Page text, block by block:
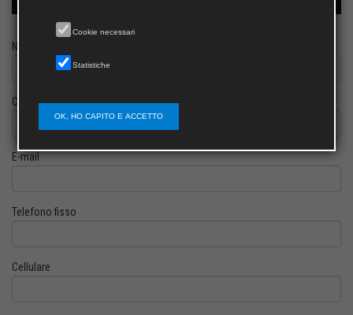
Nome
Cognome
E-mail
Telefono fisso
Cellulare
Cookie necessari
Statistiche
OK, HO CAPITO E ACCETTO